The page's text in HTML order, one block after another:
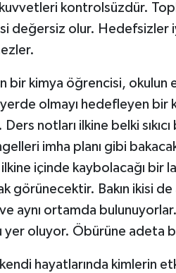
kontrolsüzdür.
değersiz olur. Hedefsizler
kimya öğrencisi, okulun
yerde olmayı hedefleyen bir
notları ilkine belki
imha planı gibi
içinde kaybolacağı bir
görünecektir. Bakın ikisi de
aynı ortamda
oluyor. Öbürüne adeta
hayatlarında kimlerin